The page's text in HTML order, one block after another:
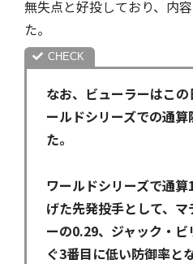
無失点と好投しており、内
た。
なお、ビューラーはこ
ールドシリーズでの通
た。
ワールドシリーズで通
げた先発投手として、
ーの0.29、ジャック・
ぐ3番目に低い防御率と